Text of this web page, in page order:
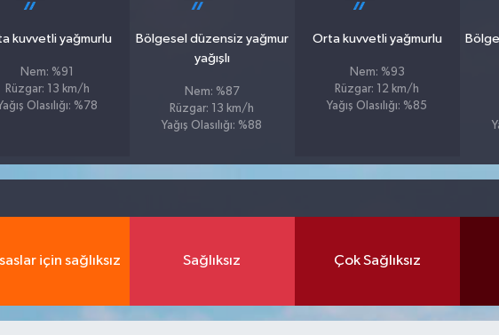
kuvvetli yağmurlu
Nem: %91
Rüzgar: 13 km/h
Olasılığı: %78
Bölgesel düzensiz yağmur
yağışlı
Nem: %87
Rüzgar: 13 km/h
Yağış Olasılığı: %88
Orta kuvvetli yağmurlu
Nem: %93
Rüzgar: 12 km/h
Yağış Olasılığı: %85
için sağlıksız Sağlıksız Çok Sağlıksız